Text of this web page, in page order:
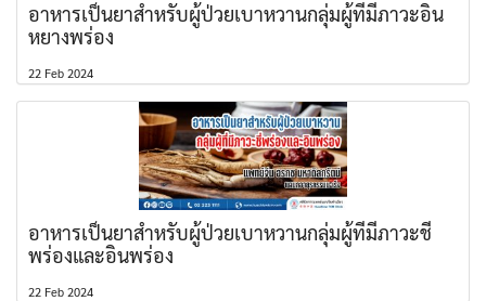
อาหารเป็นยาสำหรับผู้ป่วยเบาหวานกลุ่มผู้ที่มีภาวะอิน
หยางพร่อง
22 Feb 2024
อาหารเป็นยาสำหรับผู้ป่วยเบาหวานกลุ่มผู้ที่มีภาวะชี่
พร่องและอินพร่อง
22 Feb 2024